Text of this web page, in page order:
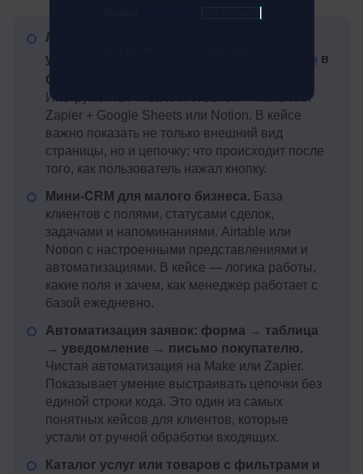
Лендинг услуги с формой заявки,
уведомлением в Telegram и записью
лида в
CRM.
Инструменты: Tilda или Webflow + Make или
Zapier + Google Sheets или Notion. В кейсе
важно показать не только внешний вид
страницы, но и цепочку: что происходит после
того, как пользователь нажал кнопку.
Мини-CRM для малого бизнеса. База
клиентов с полями, статусами сделок,
задачами и напоминаниями. Airtable или
Notion с настроенными представлениями и
автоматизациями. В кейсе — логика работы,
какие поля и зачем, как менеджер работает с
базой ежедневно.
Автоматизация заявок: форма → таблица
→ уведомление → письмо покупателю.
Чистая автоматизация на Make или Zapier.
Показывает умение выстраивать цепочки без
единой строки кода. Это один из самых
понятных кейсов для клиентов, которые
устали от ручной обработки входящих.
Каталог услуг или товаров с фильтрами и